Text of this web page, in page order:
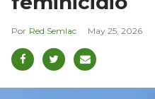
Red Semlac May 25, 2026